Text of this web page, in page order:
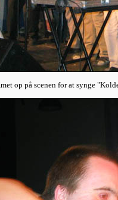
op på scenen for at synge